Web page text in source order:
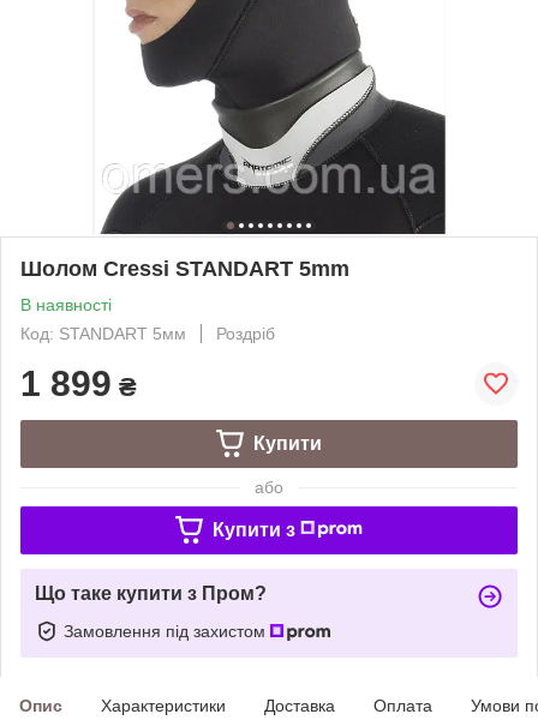
Шолом Cressi STANDART 5mm
В наявності
Код: STANDART 5мм
Роздріб
1 899 ₴
Купити
або
Купити з
Що таке купити з Пром?
Замовлення під захистом
Опис Характеристики Доставка Оплата Умови